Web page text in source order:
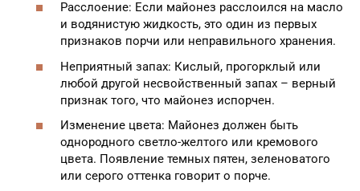
Расслоение: Если майонез расслоился на масло
и водянистую жидкость, это один из первых
признаков порчи или неправильного хранения.
Неприятный запах: Кислый, прогорклый или
любой другой несвойственный запах – верный
признак того, что майонез испорчен.
Изменение цвета: Майонез должен быть
однородного светло-желтого или кремового
цвета. Появление темных пятен, зеленоватого
или серого оттенка говорит о порче.